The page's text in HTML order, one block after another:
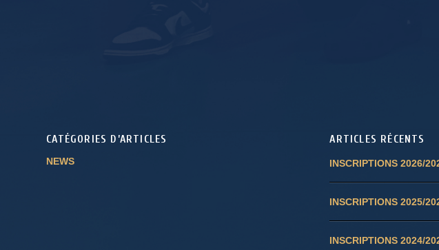
CATÉGORIES D’ARTICLES
NEWS
ARTICLES RÉCENTS
INSCRIPTIONS 2026/
INSCRIPTIONS 2025/
INSCRIPTIONS 2024/